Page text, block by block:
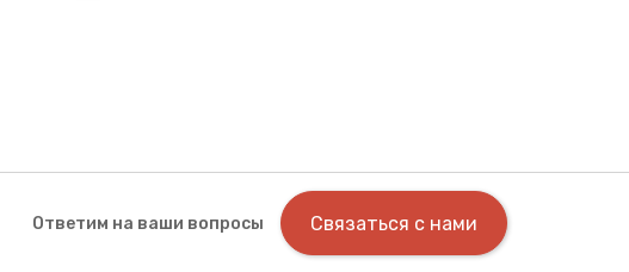
Ответим на ваши вопросы Связаться с нами